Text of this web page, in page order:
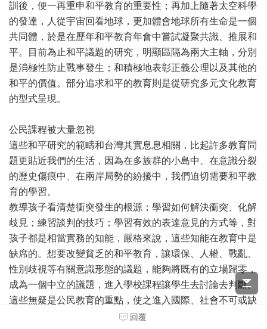
訓後，便一再重申和平教育的重要性；再加上隨著太空科學
的發達，人從宇宙回看地球，更加體會地球所有生命是一個
共同體，於是在歷年和平教育年會中嘗試凝聚共識、推展和
平。目前為止和平議題的研究，明顯區隔為兩大主軸，分別
是消極性防止戰事發生；和積極地表彰正義公理以及其他的
和平的價值。部分追求和平的教育則是從研究多元文化教育
的型式呈現。
公民課程被大量忽視
這些和平研究的範疇和台灣其實息息相關，比起許多教育問
題更貼近我們的生活，因為在多族群的小島中、在意識分裂
的歷史傷痕中、在兩岸局勢的紛擾中，我們迫切需要和平教
育的學習。
教導孩子看清楚衝突發生的根源；學習如何解決衝突、化解
歧見；練習談判的技巧；學習有效的表達意見的方式等，對
孩子都是相當實務的知能，嚴格來說，這些知能在教育中是
缺席的。想要改變貧乏的和平教育，讓環保、人權、戰亂、
性別歧視等有關意識形態的議題，能夠將既有的立場歸零，
成為一個中立的議題，進入學校課程讓學生去討論去判斷。
這些無疑是公民教育的重點，使之進入國際、社會不可或缺
回覆